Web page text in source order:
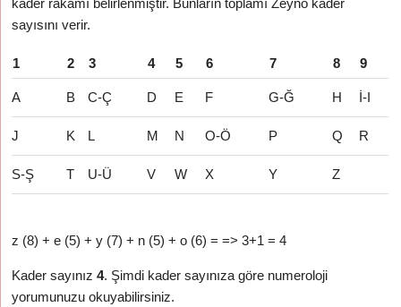
kader rakamı belirlenmiştir. Bunların toplamı Zeyno kader
sayısını verir.
1 2 3 4 5 6 7 8 9
A B C-Ç D E F G-Ğ H İ-I
J K L M N O-Ö P Q R
S-Ş T U-Ü V W X Y Z
z (8) + e (5) + y (7) + n (5) + o (6) = => 3+1 = 4
Kader sayınız4. Şimdi kader sayınıza göre numeroloji
yorumunuzu okuyabilirsiniz.